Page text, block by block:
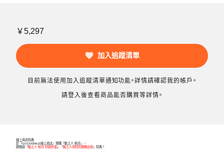
￥5,297
加入追蹤清單
目前無法使用加入追蹤清單通知功能。詳情請確認我的帳戶。
請登入後查看商品能否購買等詳情。
線上商店特典
於「GOODSMILE線上商店」預購「黏土人 秋月」，
將贈送「黏土人 秋月 特製外盒」「黏土人用特別規格台座」特典！